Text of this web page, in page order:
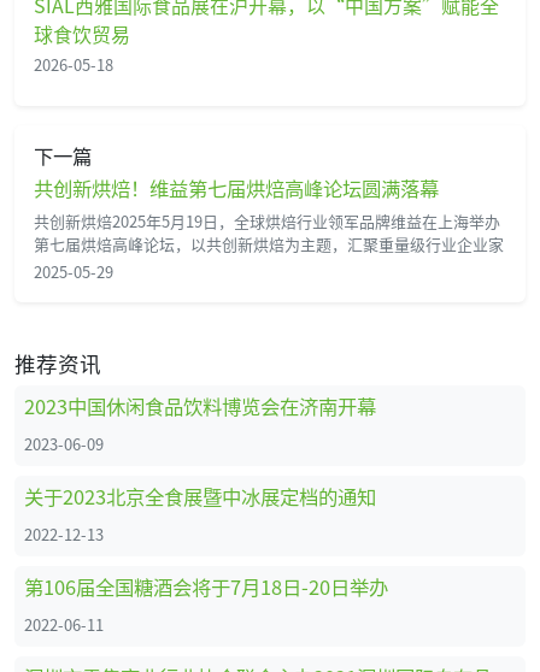
球食饮贸易
2026-05-18
下一篇
共创新烘焙！维益第七届烘焙高峰论坛圆满落幕
共创新烘焙2025年5月19日，全球烘焙行业领军品牌维益在上海举办
第七届烘焙高峰论坛，以共创新烘焙为主题，汇聚重量级行业企业家
2025-05-29
推荐资讯
2023中国休闲食品饮料博览会在济南开幕
2023-06-09
关于2023北京全食展暨中冰展定档的通知
2022-12-13
第106届全国糖酒会将于7月18日-20日举办
2022-06-11